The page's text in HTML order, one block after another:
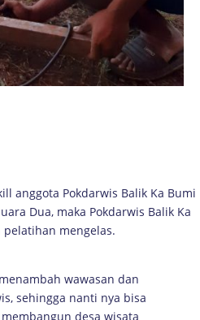
anggota Pokdarwis Balik Ka Bumi
Dua, maka Pokdarwis Balik Ka
mengelas.
wawasan dan
sehingga nanti nya bisa
desa wisata